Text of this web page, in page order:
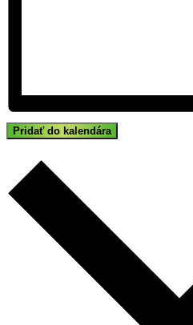
Pridať do kalendára